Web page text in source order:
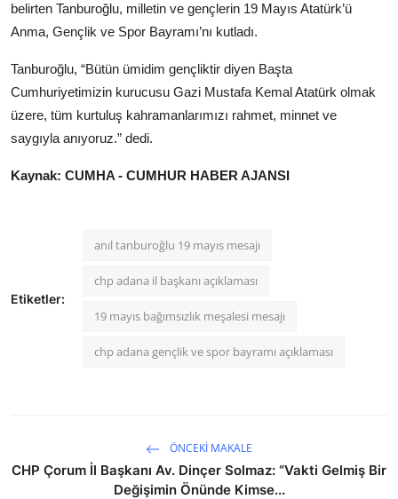
belirten Tanburoğlu, milletin ve gençlerin 19 Mayıs Atatürk’ü
Anma, Gençlik ve Spor Bayramı’nı kutladı.
Tanburoğlu, “Bütün ümidim gençliktir diyen Başta
Cumhuriyetimizin kurucusu Gazi Mustafa Kemal Atatürk olmak
üzere, tüm kurtuluş kahramanlarımızı rahmet, minnet ve
saygıyla anıyoruz.” dedi.
Kaynak: CUMHA - CUMHUR HABER AJANSI
Etiketler:
anıl tanburoğlu 19 mayıs mesajı
chp adana il başkanı açıklaması
19 mayıs bağımsızlık meşalesi mesajı
chp adana gençlik ve spor bayramı açıklaması
ÖNCEKI MAKALE
CHP Çorum İl Başkanı Av. Dinçer Solmaz: “Vakti Gelmiş Bir
Değişimin Önünde Kimse...